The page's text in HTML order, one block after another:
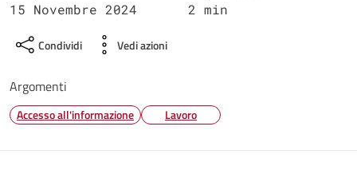
15 Novembre 2024
2 min
Condividi Vedi azioni
Argomenti
Accesso all'informazione Lavoro